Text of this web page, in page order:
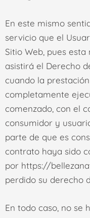
En este mismo
servicio que el
Sitio Web, pues
asistirá el Derecho
cuando la
completamente
comenzado, con el
consumidor y
parte de que es
contrato haya sido
por https://
perdido su derecho
En todo caso, no se